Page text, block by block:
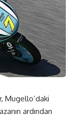
Mugello’daki
ardından